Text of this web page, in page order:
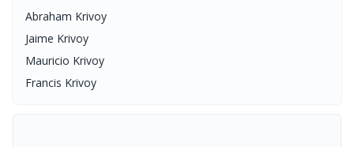
Abraham Krivoy
Jaime Krivoy
Mauricio Krivoy
Francis Krivoy